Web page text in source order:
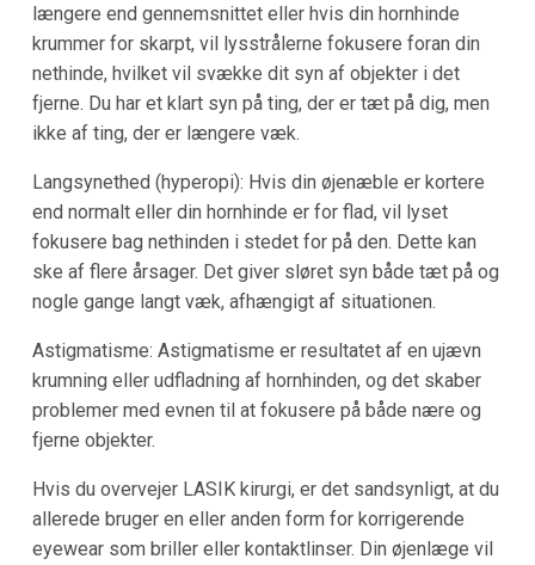
længere end gennemsnittet eller hvis din hornhinde
krummer for skarpt, vil lysstrålerne fokusere foran din
nethinde, hvilket vil svække dit syn af objekter i det
fjerne. Du har et klart syn på ting, der er tæt på dig, men
ikke af ting, der er længere væk.
Langsynethed (hyperopi): Hvis din øjenæble er kortere
end normalt eller din hornhinde er for flad, vil lyset
fokusere bag nethinden i stedet for på den. Dette kan
ske af flere årsager. Det giver sløret syn både tæt på og
nogle gange langt væk, afhængigt af situationen.
Astigmatisme: Astigmatisme er resultatet af en ujævn
krumning eller udfladning af hornhinden, og det skaber
problemer med evnen til at fokusere på både nære og
fjerne objekter.
Hvis du overvejer LASIK kirurgi, er det sandsynligt, at du
allerede bruger en eller anden form for korrigerende
eyewear som briller eller kontaktlinser. Din øjenlæge vil